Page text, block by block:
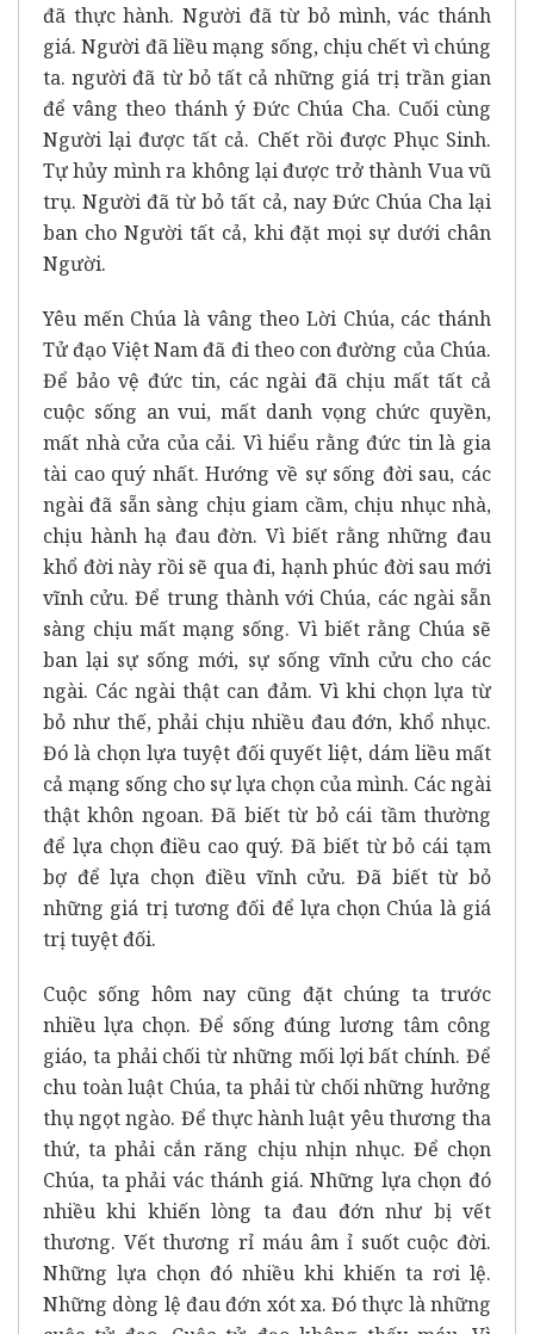
đã thực hành. Người đã từ bỏ mình, vác thánh
giá. Người đã liều mạng sống, chịu chết vì chúng
ta. người đã từ bỏ tất cả những giá trị trần gian
để vâng theo thánh ý Đức Chúa Cha. Cuối cùng
Người lại được tất cả. Chết rồi được Phục Sinh.
Tự hủy mình ra không lại được trở thành Vua vũ
trụ. Người đã từ bỏ tất cả, nay Đức Chúa Cha lại
ban cho Người tất cả, khi đặt mọi sự dưới chân
Người.
Yêu mến Chúa là vâng theo Lời Chúa, các thánh
Tử đạo Việt Nam đã đi theo con đường của Chúa.
Để bảo vệ đức tin, các ngài đã chịu mất tất cả
cuộc sống an vui, mất danh vọng chức quyền,
mất nhà cửa của cải. Vì hiểu rằng đức tin là gia
tài cao quý nhất. Hướng về sự sống đời sau, các
ngài đã sẵn sàng chịu giam cầm, chịu nhục nhà,
chịu hành hạ đau đờn. Vì biết rằng những đau
khổ đời này rồi sẽ qua đi, hạnh phúc đời sau mới
vĩnh cửu. Để trung thành với Chúa, các ngài sẵn
sàng chịu mất mạng sống. Vì biết rằng Chúa sẽ
ban lại sự sống mới, sự sống vĩnh cửu cho các
ngài. Các ngài thật can đảm. Vì khi chọn lựa từ
bỏ như thế, phải chịu nhiều đau đớn, khổ nhục.
Đó là chọn lựa tuyệt đối quyết liệt, dám liều mất
cả mạng sống cho sự lựa chọn của mình. Các ngài
thật khôn ngoan. Đã biết từ bỏ cái tầm thường
để lựa chọn điều cao quý. Đã biết từ bỏ cái tạm
bợ để lựa chọn điều vĩnh cửu. Đã biết từ bỏ
những giá trị tương đối để lựa chọn Chúa là giá
trị tuyệt đối.
Cuộc sống hôm nay cũng đặt chúng ta trước
nhiều lựa chọn. Để sống đúng lương tâm công
giáo, ta phải chối từ những mối lợi bất chính. Để
chu toàn luật Chúa, ta phải từ chối những hưởng
thụ ngọt ngào. Để thực hành luật yêu thương tha
thứ, ta phải cắn răng chịu nhịn nhục. Để chọn
Chúa, ta phải vác thánh giá. Những lựa chọn đó
nhiều khi khiến lòng ta đau đớn như bị vết
thương. Vết thương rỉ máu âm ỉ suốt cuộc đời.
Những lựa chọn đó nhiều khi khiến ta rơi lệ.
Những dòng lệ đau đớn xót xa. Đó thực là những